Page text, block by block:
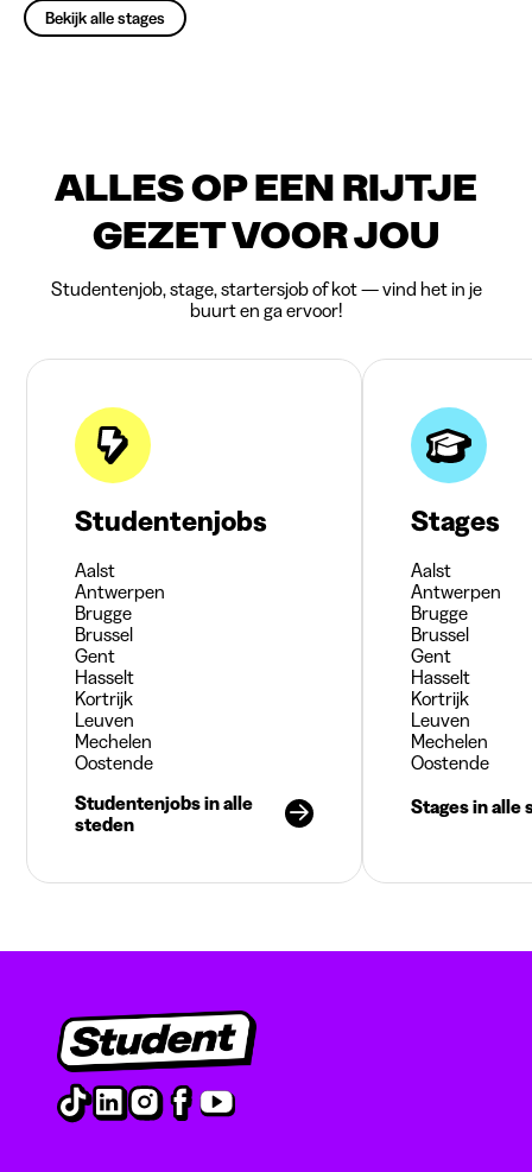
Bekijk alle stages
ALLES OP EEN RIJTJE
GEZET VOOR JOU
Studentenjob, stage, startersjob of kot — vind het in je
buurt en ga ervoor!
Studentenjobs
Aalst
Antwerpen
Brugge
Brussel
Gent
Hasselt
Kortrijk
Leuven
Mechelen
Oostende
Studentenjobs in alle
steden
Stages
Aalst
Antwerpen
Brugge
Brussel
Gent
Hasselt
Kortrijk
Leuven
Mechelen
Oostende
Stages in alle